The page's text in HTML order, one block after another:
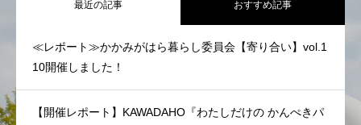
最近の記事 おすすめ記事
≪レポート≫かかみがはら暮らし委員会【寄り合い】vol.1
10開催しました！
【開催レポート】KAWADAHO『わたしだけの かんぺきパ